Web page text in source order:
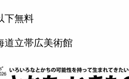
下無料
道立帯広美術館